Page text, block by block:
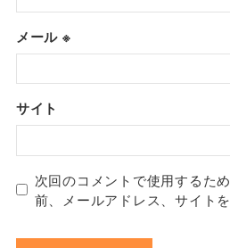
メール ※
サイト
次回のコメントで使用するた
前、メールアドレス、サイトを